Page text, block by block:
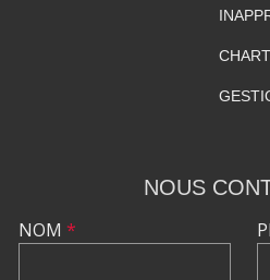
NOUS
NOM *